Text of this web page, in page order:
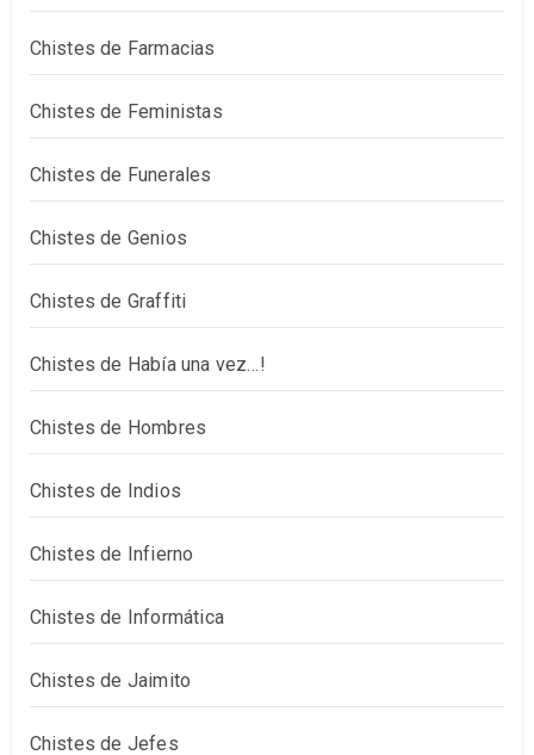
Chistes de Farmacias
Chistes de Feministas
Chistes de Funerales
Chistes de Genios
Chistes de Graffiti
Chistes de Había una vez…!
Chistes de Hombres
Chistes de Indios
Chistes de Infierno
Chistes de Informática
Chistes de Jaimito
Chistes de Jefes